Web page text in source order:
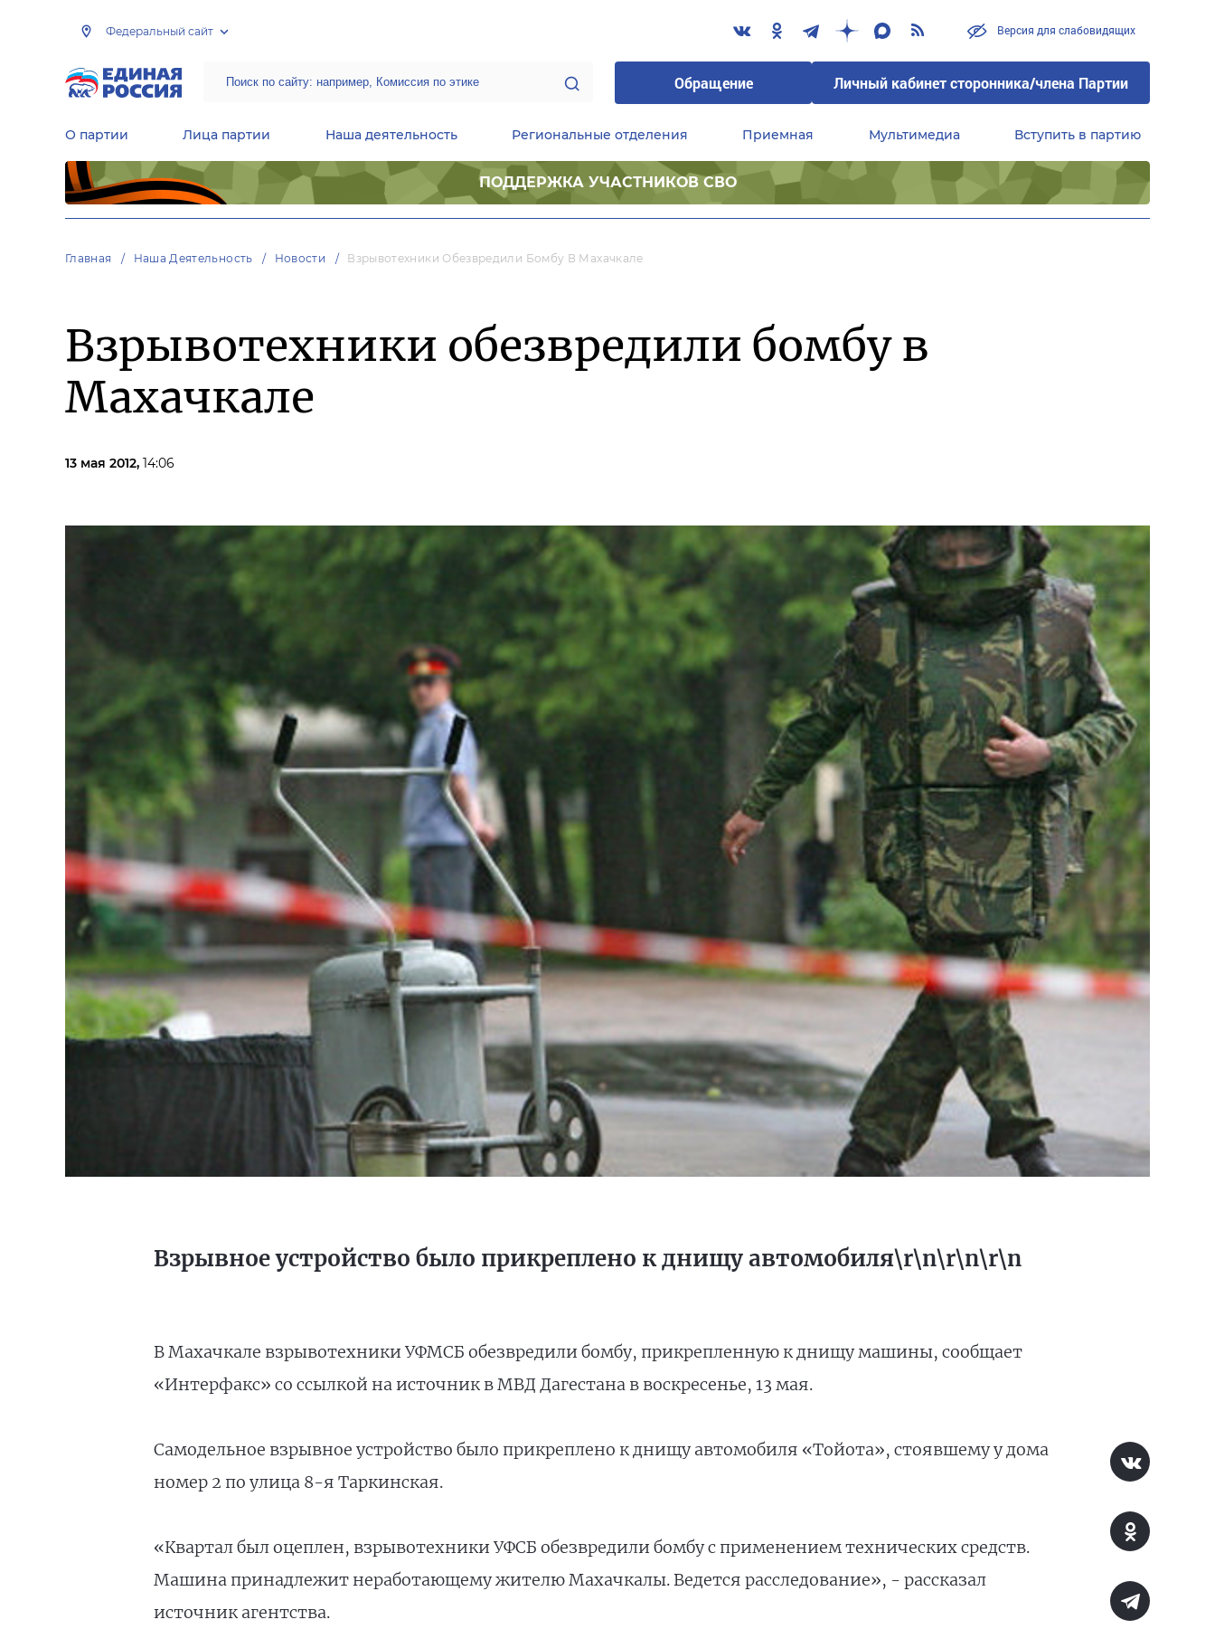
Федеральный сайт Версия для слабовидящих
Обращение Личный кабинет сторонника/члена Партии
О партии Лица партии Наша деятельность Региональные отделения Приемная Мультимедиа Вступить в партию
ПОДДЕРЖКА УЧАСТНИКОВ СВО
Главная Наша Деятельность Новости Взрывотехники Обезвредили Бомбу В Махачкале
Взрывотехники обезвредили бомбу в
Махачкале
13 мая 2012, 14:06
Взрывное устройство было прикреплено к днищу автомобиля\r\n\r\n\r\n
В Махачкале взрывотехники УФМСБ обезвредили бомбу, прикрепленную к днищу машины, сообщает
«Интерфакс» со ссылкой на источник в МВД Дагестана в воскресенье, 13 мая.
Самодельное взрывное устройство было прикреплено к днищу автомобиля «Тойота», стоявшему у дома
номер 2 по улица 8-я Таркинская.
«Квартал был оцеплен, взрывотехники УФСБ обезвредили бомбу с применением технических средств.
Машина принадлежит неработающему жителю Махачкалы. Ведется расследование», - рассказал
источник агентства.